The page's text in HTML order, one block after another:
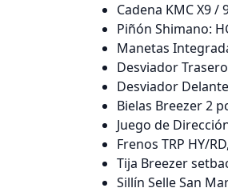
Cadena KMC X9 /
Piñón Shimano:
Manetas
Desviador
Desviador
Bielas Breezer 2
Juego de
Frenos TRP HY/
Tija Breezer
Sillín Selle San